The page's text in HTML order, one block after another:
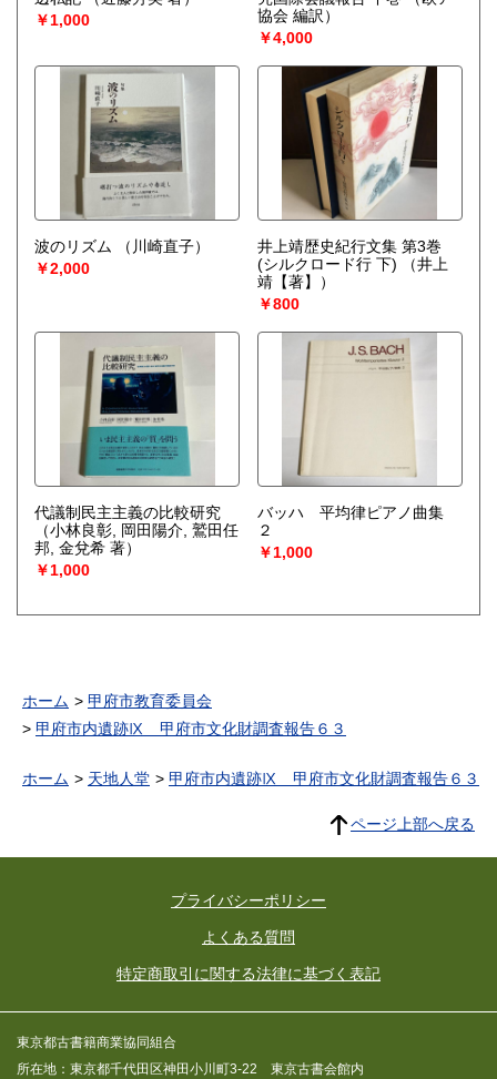
￥1,000
協会 編訳）
￥4,000
波のリズム
（川崎直子）
￥2,000
井上靖歴史紀行文集 第3巻
(シルクロード行 下)
（井上
靖【著】）
￥800
代議制民主主義の比較研究
（小林良彰, 岡田陽介, 鷲田任
邦, 金兌希 著）
￥1,000
バッハ 平均律ピアノ曲集
２
￥1,000
ホーム
甲府市教育委員会
甲府市内遺跡Ⅸ 甲府市文化財調査報告６３
ホーム 天地人堂 甲府市内遺跡Ⅸ 甲府市文化財調査報告６３
ページ上部へ戻る
プライバシーポリシー
よくある質問
特定商取引に関する法律に基づく表記
東京都古書籍商業協同組合
所在地：東京都千代田区神田小川町3-22 東京古書会館内